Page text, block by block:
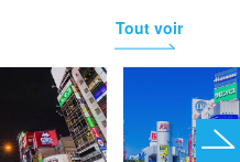
Tout voir